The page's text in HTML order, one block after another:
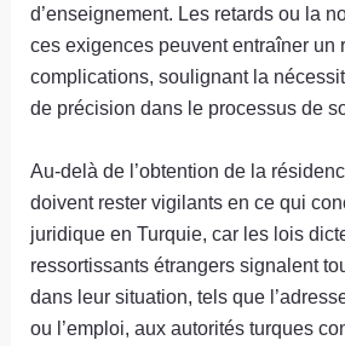
d’enseignement. Les retards ou la
ces exigences peuvent entraîner un
complications, soulignant la
de précision dans le processus de
Au-delà de l’obtention de la
doivent rester vigilants en ce qui
juridique en Turquie, car les lois
ressortissants étrangers signalent
dans leur situation, tels que
ou l’emploi, aux autorités turques